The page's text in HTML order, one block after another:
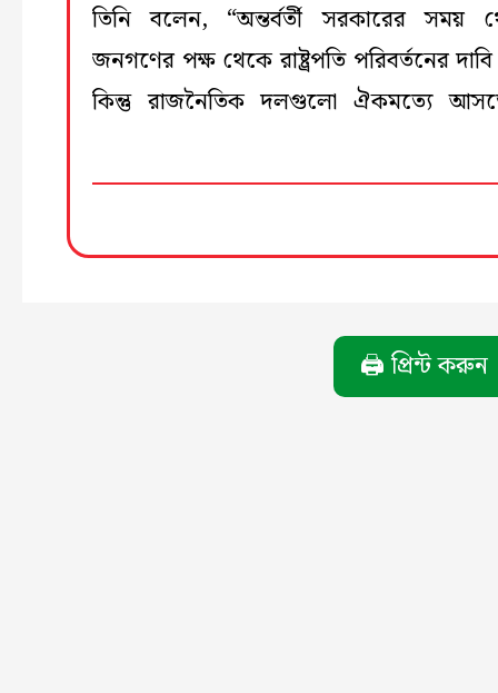
তিনি বলেন, “অন্তর্বর্তী সরকারের সময়
জনগণের পক্ষ থেকে রাষ্ট্রপতি পরিবর্তনের
কিন্তু রাজনৈতিক দলগুলো ঐকমত্যে
🖨️ প্রিন্ট করুন